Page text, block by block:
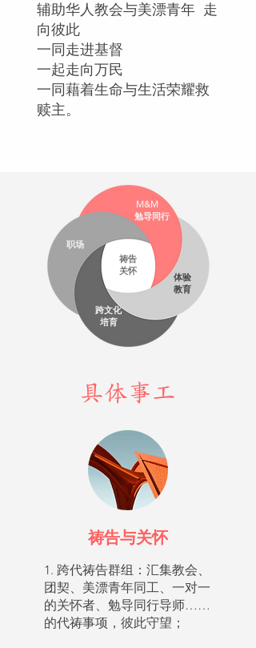
辅助华人教会与美漂青年 走
向彼此
一同走进基督
一起走向万民
一同藉着生命与生活荣耀救
赎主。
勉导同行
M&M
职场
体验
教育
祷告
关怀
跨文化
培育
具体事工
祷告与关怀
1. 跨代祷告群组：汇集教会、
团契、美漂青年同工、一对一
的关怀者、勉导同行导师……
的代祷事项，彼此守望；